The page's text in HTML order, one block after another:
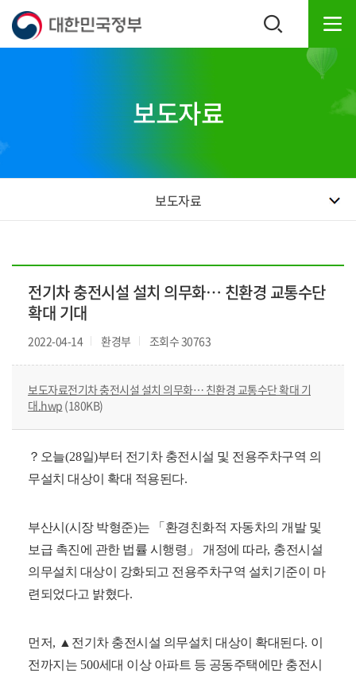
기
기
보도자료
보도자료
전기차 충전시설 설치 의무화… 친환경 교통수단
확대 기대
2022-04-14 환경부 조회수 30763
보도자료전기차 충전시설 설치 의무화… 친환경 교통수단 확대 기
대.hwp (180KB)
？ 오늘(28일)부터 전기차 충전시설 및 전용주차구역 의
무설치 대상이 확대 적용된다.
부산시 (시장 박형준)는 「 환경친화적 자동차의 개발 및
보급 촉진에 관한 법률 시행령 」 개정에 따라, 충전시설
의무설치 대상이 강화되고 전용주차구역 설치기준이 마
련되었다고 밝혔다.
먼저, ▲ 전기차 충전시설 의무설치 대상이 확대된다. 이
전까지는 500세대 이상 아파트 등 공동주택에만 충전시